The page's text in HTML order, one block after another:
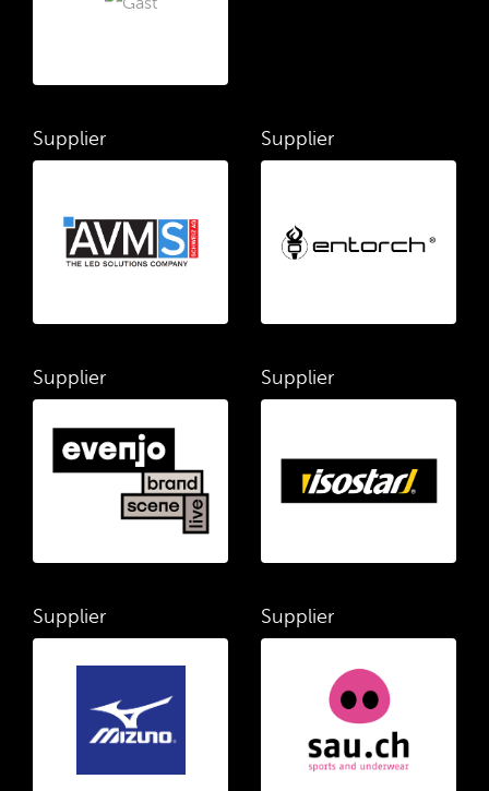
Supplier Supplier
Supplier Supplier
Supplier Supplier